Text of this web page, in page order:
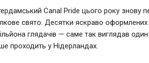
Canal Pride цього року знову
свято. Десятки яскраво оформлених
глядачів — саме так виглядав
проходить у Нідерландах.